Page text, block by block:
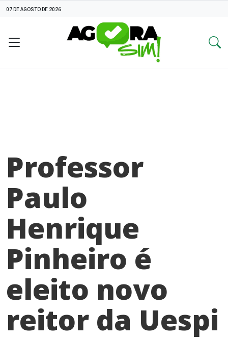
07 DE AGOSTO DE 2026
Professor
Paulo
Henrique
Pinheiro é
eleito novo
reitor da Uespi